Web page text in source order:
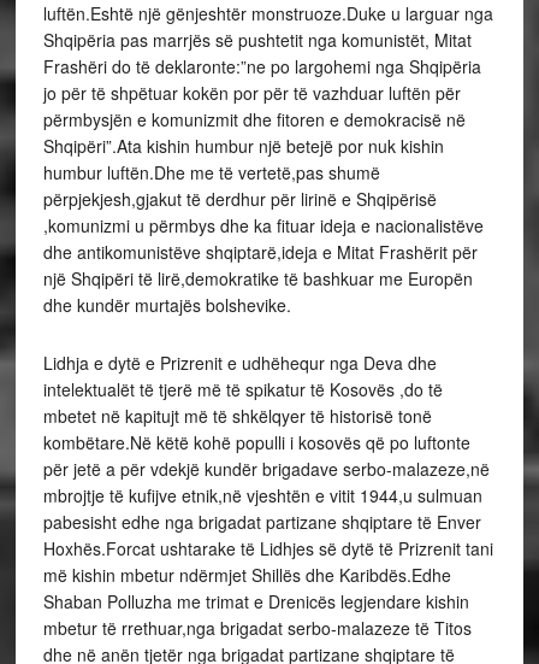
luftën.Eshtë një gënjeshtër monstruoze.Duke u larguar nga
Shqipëria pas marrjës së pushtetit nga komunistët, Mitat
Frashëri do të deklaronte:”ne po largohemi nga Shqipëria
jo për të shpëtuar kokën por për të vazhduar luftën për
përmbysjën e komunizmit dhe fitoren e demokracisë në
Shqipëri”.Ata kishin humbur një betejë por nuk kishin
humbur luftën.Dhe me të vertetë,pas shumë
përpjekjesh,gjakut të derdhur për lirinë e Shqipërisë
,komunizmi u përmbys dhe ka fituar ideja e nacionalistëve
dhe antikomunistëve shqiptarë,ideja e Mitat Frashërit për
një Shqipëri të lirë,demokratike të bashkuar me Europën
dhe kundër murtajës bolshevike.
Lidhja e dytë e Prizrenit e udhëhequr nga Deva dhe
intelektualët të tjerë më të spikatur të Kosovës ,do të
mbetet në kapitujt më të shkëlqyer të historisë tonë
kombëtare.Në këtë kohë populli i kosovës që po luftonte
për jetë a për vdekjë kundër brigadave serbo-malazeze,në
mbrojtje të kufijve etnik,në vjeshtën e vitit 1944,u sulmuan
pabesisht edhe nga brigadat partizane shqiptare të Enver
Hoxhës.Forcat ushtarake të Lidhjes së dytë të Prizrenit tani
më kishin mbetur ndërmjet Shillës dhe Karibdës.Edhe
Shaban Polluzha me trimat e Drenicës legjendare kishin
mbetur të rrethuar,nga brigadat serbo-malazeze të Titos
dhe në anën tjetër nga brigadat partizane shqiptare të